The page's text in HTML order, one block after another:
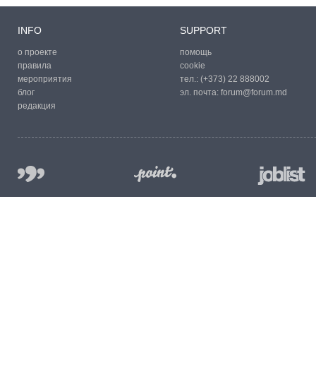
INFO
о проекте
правила
мероприятия
блог
редакция
SUPPORT
помощь
cookie
тел.: (+373) 22 888002
эл. почта: forum@forum.md